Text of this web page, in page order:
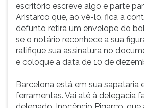
escritório escreve algo e parte
Aristarco que, ao vê-lo, fica a
defunto retira um envelope do
se o notário reconhece a sua
ratifique sua assinatura no
e coloque a data de 10 de
Barcelona está em sua sapataria
ferramentas. Vai até à delegacia